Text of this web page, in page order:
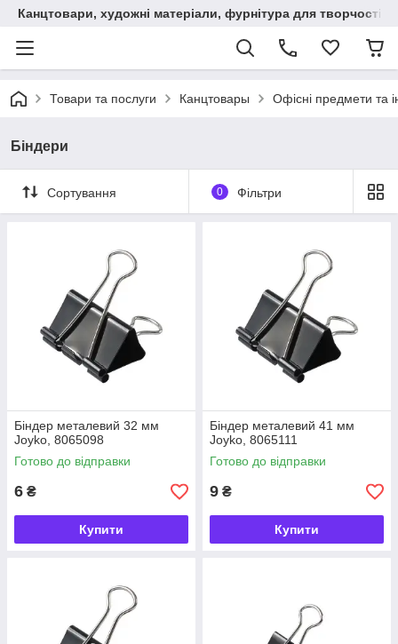
Канцтовари, художні матеріали, фурнітура для творчості
Товари та послуги Канцтовары Офісні предмети та
Біндери
Сортування 0 Фільтри
Біндер металевий 32 мм
Joyko, 8065098
Готово до відправки
6 ₴
Купити
Біндер металевий 41 мм
Joyko, 8065111
Готово до відправки
9 ₴
Купити